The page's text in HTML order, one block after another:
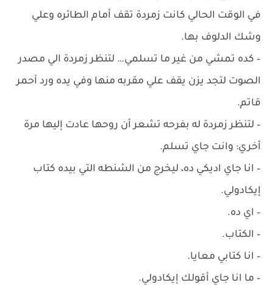
في الوقت الحالي كانت زمردة تقف أمام الطائره وعلي
وشك الدلوف بها.
– كده تمشي من غير ما تسلمي… لتنظر زمردة الي مصدر
الصوت لتجد يزن يقف علي مقربه منها وفي يده ورد أحمر
قاتم.
– ‏لتنظر زمردة له بفرحه تشعر أن روحها عادت إليها مرة
أخري: وانت جاي تسلم.
– ‏انا جاي اديكي ده، ليخرج من الشنطه التي بيده كتاب
إيكادولي.
– ‏اي ده.
– ‏الكتاب.
– ‏انا كتابي معايا.
– ‏ما انا جاي أقولك إيكادولي.